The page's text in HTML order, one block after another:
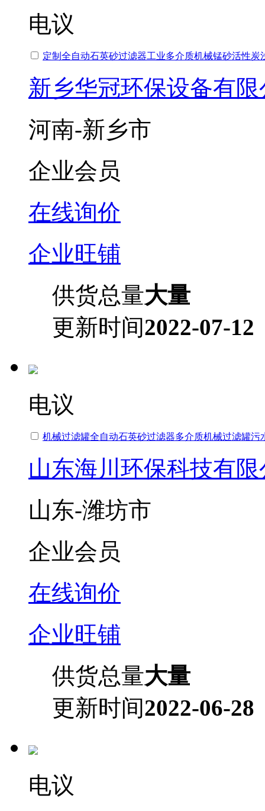
电议
定制全自动石英砂过滤器工业多介质机械锰砂活性炭
新乡华冠环保设备有限
河南-新乡市
企业会员
在线询价
企业旺铺
供货总量大量
更新时间2022-07-12
电议
机械过滤罐全自动石英砂过滤器多介质机械过滤罐污
山东海川环保科技有
山东-潍坊市
企业会员
在线询价
企业旺铺
供货总量大量
更新时间2022-06-28
电议